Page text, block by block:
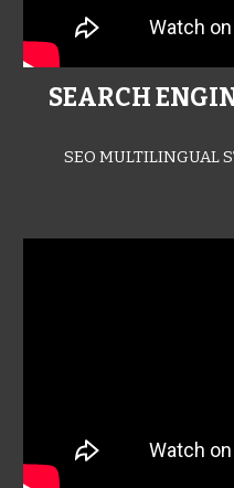
SEARCH
SEO MULTILINGUAL